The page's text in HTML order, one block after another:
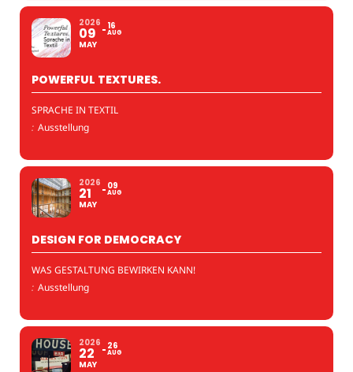
2026
09
MAY
16
AUG
POWERFUL TEXTURES.
SPRACHE IN TEXTIL
: Ausstellung
2026
21
MAY
09
AUG
DESIGN FOR DEMOCRACY
WAS GESTALTUNG BEWIRKEN KANN!
: Ausstellung
2026
22
MAY
26
AUG